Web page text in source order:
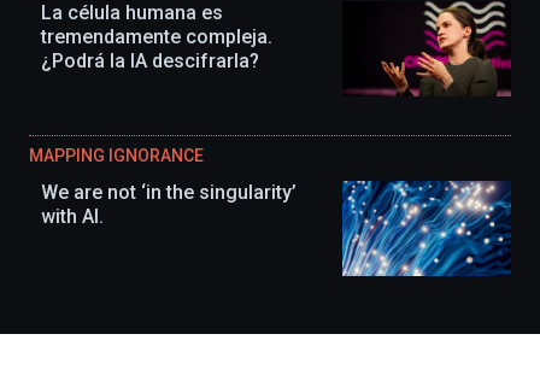
La célula humana es
tremendamente compleja.
¿Podrá la IA descifrarla?
MAPPING IGNORANCE
We are not ‘in the singularity’
with AI.